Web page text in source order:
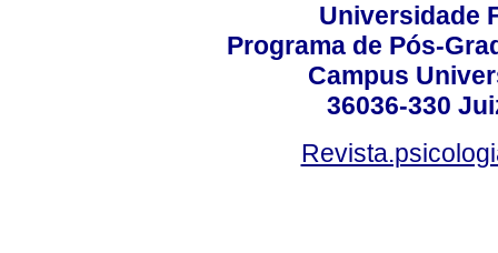
Universidade
Programa de Pós-
Campus
36036-330